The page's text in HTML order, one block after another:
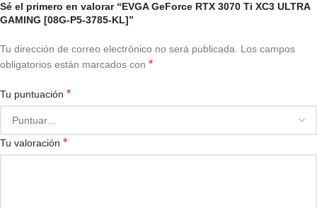
Sé el primero en valorar “EVGA GeForce RTX 3070 Ti XC3 ULTRA
GAMING [08G-P5-3785-KL]”
Tu dirección de correo electrónico no será publicada. Los campos
obligatorios están marcados con *
Tu puntuación *
Tu valoración *